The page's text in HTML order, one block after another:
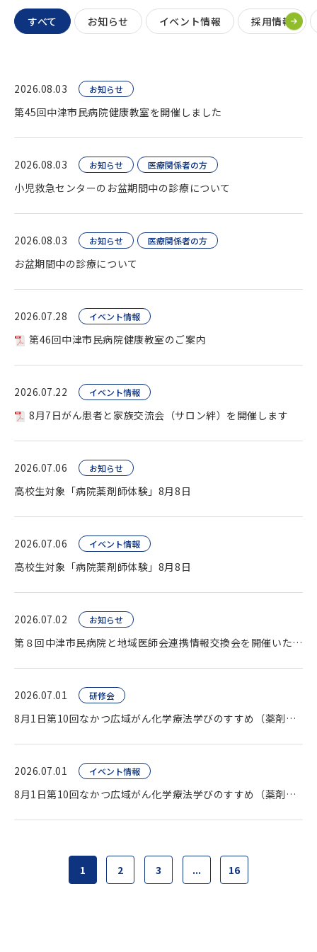
すべて お知らせ イベント情報 採用情報
2026.08.03 お知らせ
第45回中津市民病院健康教室を開催しました
2026.08.03 お知らせ 医療関係者の方
小児救急センターのお盆期間中の診療について
2026.08.03 お知らせ 医療関係者の方
お盆期間中の診療について
2026.07.28 イベント情報
第46回中津市民病院健康教室のご案内
2026.07.22 イベント情報
8月7日がん患者と家族交流会（サロン絆）を開催します
2026.07.06 お知らせ
高校生対象「病院薬剤師体験」8月8日
2026.07.06 イベント情報
高校生対象「病院薬剤師体験」8月8日
2026.07.02 お知らせ
第８回中津市民病院と地域医師会連携情報交換会を開催いたしました。
2026.07.01 研修会
8月1日第10回なかつ広域がん化学療法学びのすすめ（薬剤師向け研修会）開催します。
2026.07.01 イベント情報
8月1日第10回なかつ広域がん化学療法学びのすすめ（薬剤師向け研修会）開催します。
1 2 3 ... 16